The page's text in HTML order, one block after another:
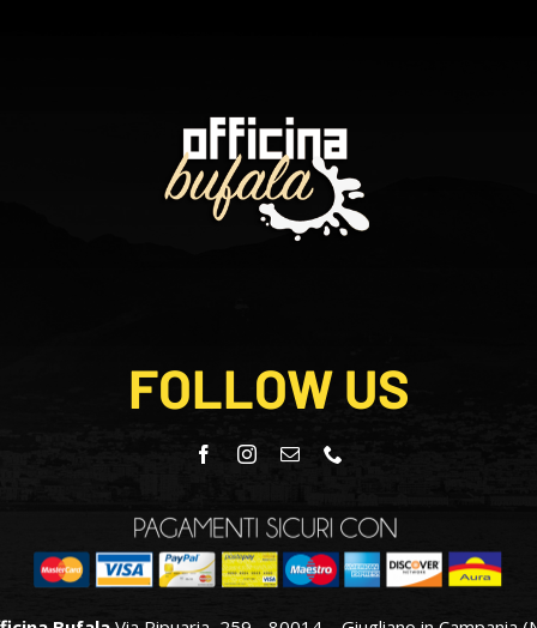
FOLLOW US